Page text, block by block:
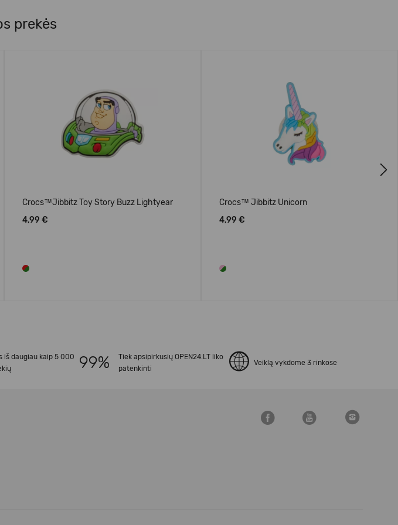
prekės
Crocs™Jibbitz Toy Story Buzz Lightyear
4,99 €
Crocs™ Jibbitz Unicorn
4,99 €
iš daugiau kaip 5 000
Tiek apsipirkusių OPEN24.LT liko
patenkinti
Veiklą vykdome 3 rinkose